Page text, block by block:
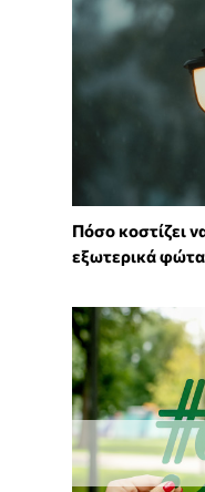
Πόσο κοστίζει
εξωτερικά φώτα